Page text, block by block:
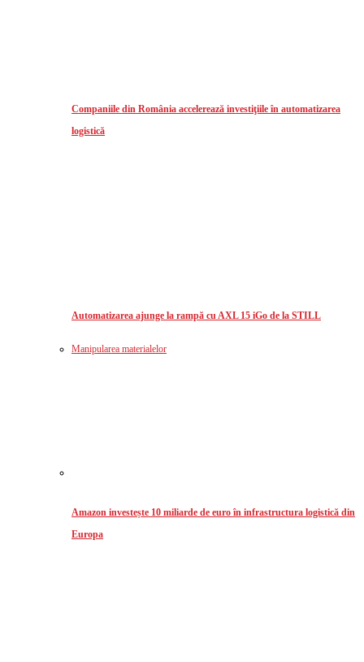
Companiile din România accelerează investiţiile în automatizarea
logistică
Automatizarea ajunge la rampă cu AXL 15 iGo de la STILL
Manipularea materialelor
Amazon investește 10 miliarde de euro în infrastructura logistică din
Europa